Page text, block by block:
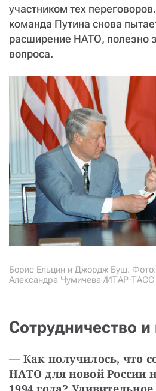
участником тех
команда Путина снова
расширение НАТО, полезно
вопроса.
Борис Ельцин и Джордж Буш.
Александра Чумичева /ИТАР-ТАСС
Сотрудничество
— Как получилось, что
НАТО для новой России